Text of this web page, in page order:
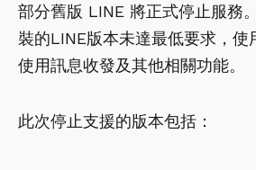
部分舊版 LINE 將正式停止服務
裝的LINE版本未達最低要求，使
使用訊息收發及其他相關功能。
此次停止支援的版本包括：